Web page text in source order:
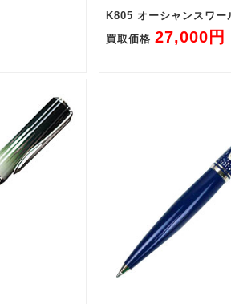
K805 オーシャンスワー
買取価格 27,000円